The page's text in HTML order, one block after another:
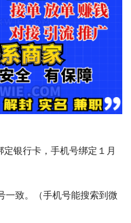
银行卡，手机号绑定１月
一致。（手机号能搜索到微